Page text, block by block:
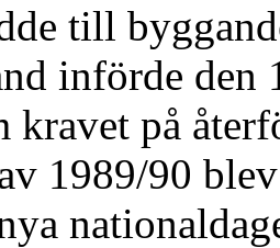
till
införde den
kravet på
1989/90